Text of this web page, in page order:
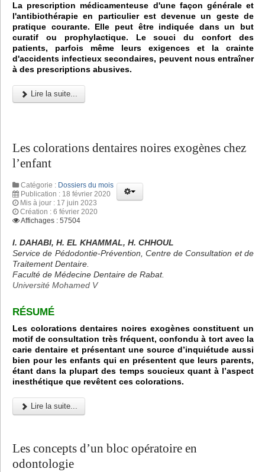
La prescription médicamenteuse d'une façon générale et
l'antibiothérapie en particulier est devenue un geste de
pratique courante. Elle peut être indiquée dans un but
curatif ou prophylactique. Le souci du confort des
patients, parfois même leurs exigences et la crainte
d'accidents infectieux secondaires, peuvent nous entraîner
à des prescriptions abusives.
Lire la suite...
Les colorations dentaires noires exogènes chez
l’enfant
Catégorie : Dossiers du mois
Publication : 18 février 2020
Mis à jour : 17 juin 2023
Création : 6 février 2020
Affichages : 57504
I. DAHABI, H. EL KHAMMAL, H. CHHOUL
Service de Pédodontie-Prévention, Centre de Consultation et de
Traitement Dentaire.
Faculté de Médecine Dentaire de Rabat.
Université Mohamed V
RÉSUMÉ
Les colorations dentaires noires exogènes constituent un
motif de consultation très fréquent, confondu à tort avec la
carie dentaire et présentant une source d’inquiétude aussi
bien pour les enfants qui en présentent que leurs parents,
étant dans la plupart des temps soucieux quant à l’aspect
inesthétique que revêtent ces colorations.
Lire la suite...
Les concepts d’un bloc opératoire en
odontologie